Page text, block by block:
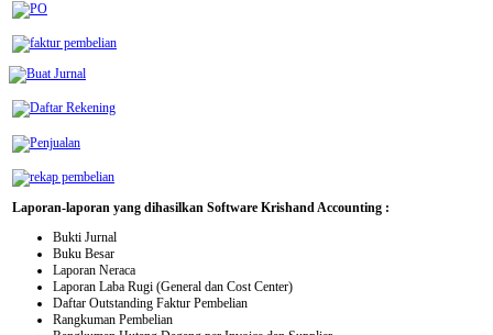
Laporan-laporan yang dihasilkan Software Krishand Accounting :
Bukti Jurnal
Buku Besar
Laporan Neraca
Laporan Laba Rugi (General dan Cost Center)
Daftar Outstanding Faktur Pembelian
Rangkuman Pembelian